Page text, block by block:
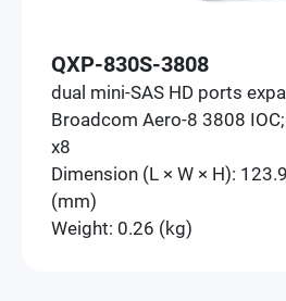
QXP-830S-3808
dual mini-SAS HD ports
Broadcom Aero-8 3808
x8
Dimension (L × W × H):
(mm)
Weight: 0.26 (kg)